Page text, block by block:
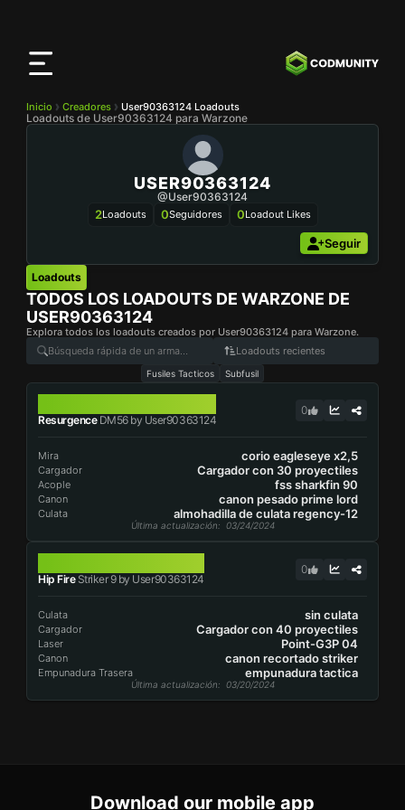
Inicio Creadores User90363124 Loadouts
Loadouts de User90363124 para Warzone
USER90363124
@user90363124
2Loadouts 0Seguidores 0Loadout Likes
Seguir
Loadouts
TODOS LOS LOADOUTS DE WARZONE DE
USER90363124
Explora todos los loadouts creados por User90363124 para Warzone.
Loadouts recientes
Fusiles Tacticos Subfusil
ResurgenceDM56 by User90363124
0
Mira corio eagleseye x2,5
Cargador Cargador con 30 proyectiles
Acople fss sharkfin 90
Canon canon pesado prime lord
Culata almohadilla de culata regency-12
Última actualización: 03/24/2024
Hip FireStriker 9 by User90363124
0
Culata sin culata
Cargador Cargador con 40 proyectiles
Laser Point-G3P 04
Canon canon recortado striker
Empunadura Trasera empunadura tactica
Última actualización: 03/20/2024
Download our mobile app